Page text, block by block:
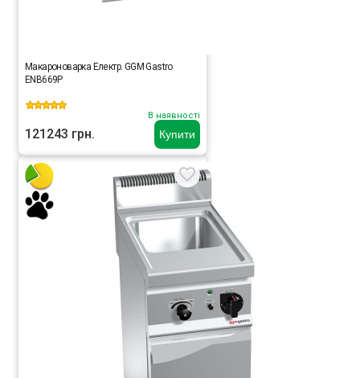
Купити
Макароноварка Електр. GGM Gastro
ENB669P
В наявності
121243 грн.